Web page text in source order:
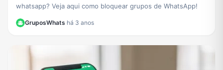
whatsapp? Veja aqui como bloquear grupos de WhatsApp!
GruposWhats·há 3 anos